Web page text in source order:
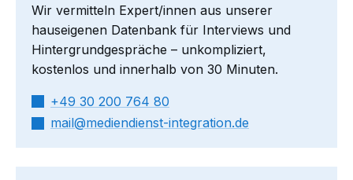
Wir vermitteln Expert/innen aus unserer
hauseigenen Datenbank für Interviews und
Hintergrundgespräche – unkompliziert,
kostenlos und innerhalb von 30 Minuten.
+49 30 200 764 80
mail​
mediendienst-integration.de